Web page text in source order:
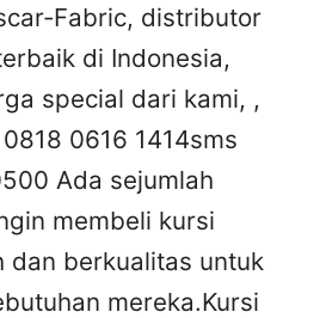
Fabric, distributor
di Indonesia,
special dari kami, ,
0616 1414sms
Ada sejumlah
membeli kursi
dan berkualitas untuk
mereka.Kursi